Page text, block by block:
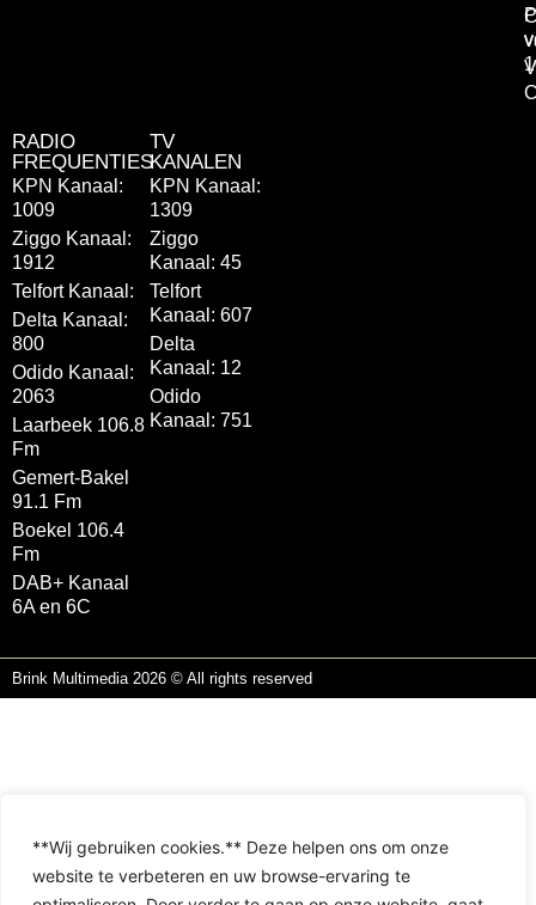
**Wij gebruiken cookies.** Deze helpen ons om onze
website te verbeteren en uw browse-ervaring te
RADIO
FREQUENTIES
KPN Kanaal:
1009
Ziggo Kanaal:
1912
Telfort Kanaal:
Delta Kanaal:
800
Odido Kanaal:
2063
Laarbeek 106.8
Fm
Gemert-Bakel
91.1 Fm
Boekel 106.4
Fm
DAB+ Kanaal
6A en 6C
TV
KANALEN
KPN Kanaal:
1309
Ziggo
Kanaal: 45
Telfort
Kanaal: 607
Delta
Kanaal: 12
Odido
Kanaal: 751
Brink Multimedia 2026 © All rights reserved